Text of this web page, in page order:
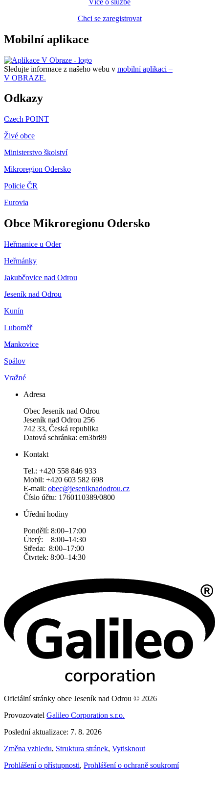
Chci se zaregistrovat
Mobilní aplikace
Sledujte informace z našeho webu v mobilní aplikaci –
V OBRAZE.
Odkazy
Czech POINT
Živé obce
Ministerstvo školství
Mikroregion Odersko
Policie ČR
Eurovia
Obce Mikroregionu Odersko
Heřmanice u Oder
Heřmánky
Jakubčovice nad Odrou
Jeseník nad Odrou
Kunín
Luboměř
Mankovice
Spálov
Vražné
Adresa
Obec Jeseník nad Odrou
Jeseník nad Odrou 256
742 33, Česká republika
Datová schránka: em3br89
Kontakt
Tel.: +420 558 846 933
Mobil: +420 603 582 698
E-mail: obec@jeseniknadodrou.cz
Číslo účtu: 1760110389/0800
Úřední hodiny
Pondělí: 8:00–17:00
Úterý: 8:00–14:30
Středa: 8:00–17:00
Čtvrtek: 8:00–14:30
Oficiální stránky obce Jeseník nad Odrou © 2026
Provozovatel Galileo Corporation s.r.o.
Poslední aktualizace: 7. 8. 2026
Změna vzhledu, Struktura stránek, Vytisknout
Prohlášení o přístupnosti, Prohlášení o ochraně soukromí